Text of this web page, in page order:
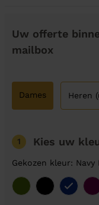
Uw offerte
mailbox
Dames Heren
1 Kies uw
Gekozen kleur: Navy